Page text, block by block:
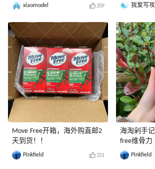
xiaomodel 209
Move Free开箱，海外购直邮2
天到货！！
Pinkfield 151
淘攻略我爱写
海淘剁手
free维骨力
Pinkfield